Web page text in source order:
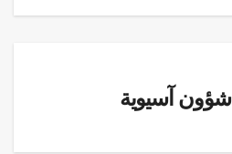
شؤون آسيوية